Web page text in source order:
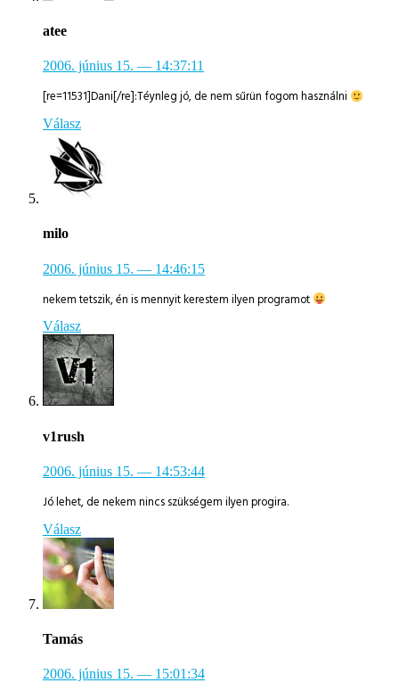
atee
2006. június 15. — 14:37:11
[re=11531]Dani[/re]:Téynleg jó, de nem sűrün fogom használni
Válasz
milo
2006. június 15. — 14:46:15
nekem tetszik, én is mennyit kerestem ilyen programot
Válasz
v1rush
2006. június 15. — 14:53:44
Jó lehet, de nekem nincs szükségem ilyen progira.
Válasz
Tamás
2006. június 15. — 15:01:34